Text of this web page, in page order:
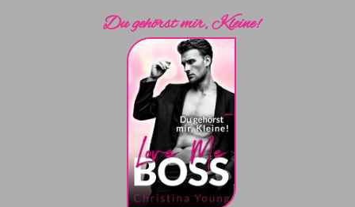
Du gehörst mir, Kleine!